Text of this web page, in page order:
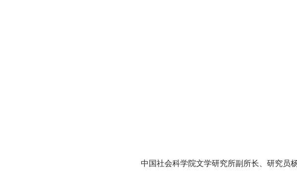
中国社会科学院文学研究所副所长、研究员